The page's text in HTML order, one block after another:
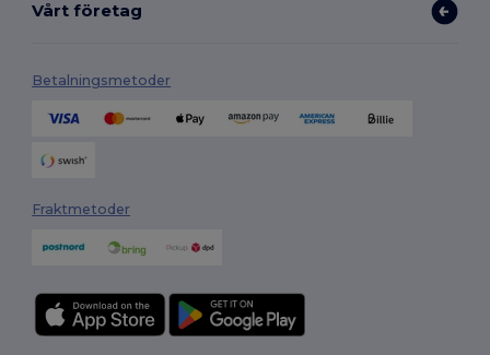
Vårt företag
Betalningsmetoder
Fraktmetoder